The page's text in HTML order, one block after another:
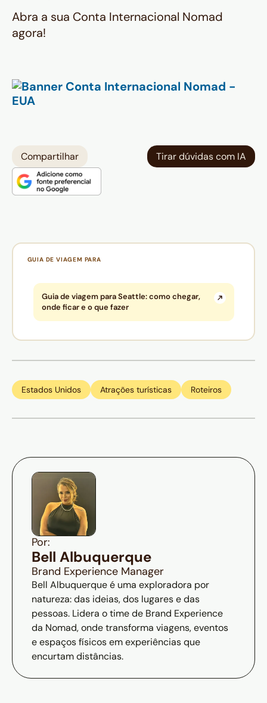
Abra a sua Conta Internacional Nomad
agora!
Compartilhar Tirar dúvidas com IA
GUIA DE VIAGEM PARA
Guia de viagem para Seattle: como chegar,
onde ficar e o que fazer
Estados Unidos Atrações turísticas Roteiros
Por:
Bell Albuquerque
Brand Experience Manager
Bell Albuquerque é uma exploradora por
natureza: das ideias, dos lugares e das
pessoas. Lidera o time de Brand Experience
da Nomad, onde transforma viagens, eventos
e espaços físicos em experiências que
encurtam distâncias.